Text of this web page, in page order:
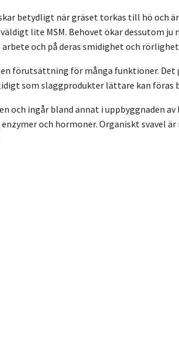
betydligt när gräset torkas till hö och
lite MSM. Behovet ökar dessutom ju
och på deras smidighet och
en förutsättning för många funktioner.
som slaggprodukter lättare kan föras
och ingår bland annat i uppbyggnaden
och hormoner. Organiskt svavel